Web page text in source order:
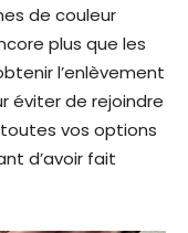
de couleur
plus que les
l’enlèvement
éviter de rejoindre
vos options
d’avoir fait